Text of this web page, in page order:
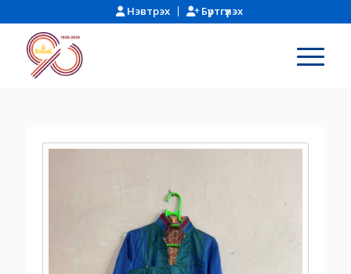
Нэвтрэх Бүртгүүлэх